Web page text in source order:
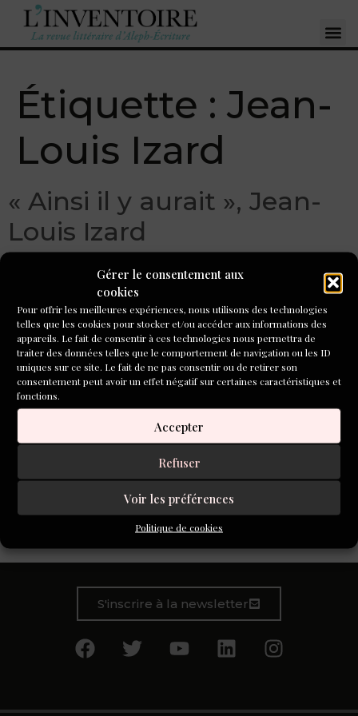
Gérer le consentement aux
cookies
Pour offrir les meilleures expériences, nous utilisons des technologies
telles que les cookies pour stocker et/ou accéder aux informations des
appareils. Le fait de consentir à ces technologies nous permettra de
traiter des données telles que le comportement de navigation ou les ID
uniques sur ce site. Le fait de ne pas consentir ou de retirer son
consentement peut avoir un effet négatif sur certaines caractéristiques et
fonctions.
Accepter
Refuser
Voir les préférences
Politique de cookies
Étiquette : Jean-
Louis Izard
« Ainsi il y aurait », Jean-
Louis Izard
Ainsi il y aurait toi, que je regarde assise à la terrasse de ce
café surplombant la baie de Naples, les pieds posés sur
une chaise que tu as déplacée exprès pour t’installer plus
S'inscrire à la newsletter